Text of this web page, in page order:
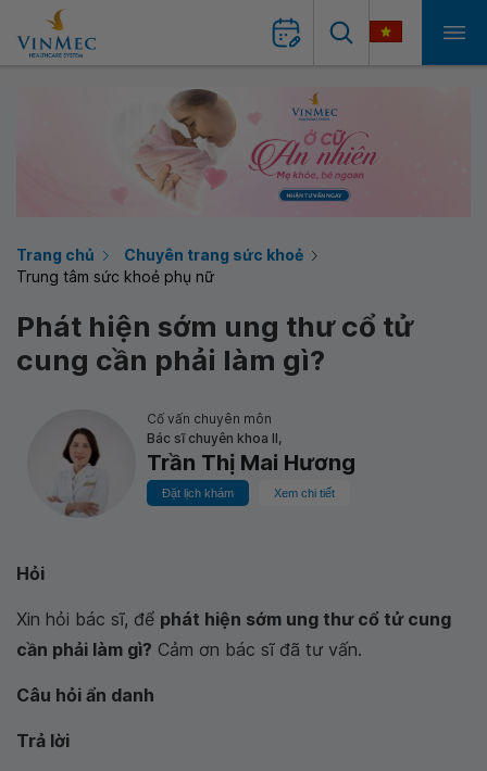
Trang chủ
Chuyên trang sức khoẻ
Trung tâm sức khoẻ phụ nữ
Phát hiện sớm ung thư cổ tử
cung cần phải làm gì?
Cố vấn chuyên môn
Bác sĩ chuyên khoa II,
Trần Thị Mai Hương
Đặt lịch khám Xem chi tiết
Hỏi
Xin hỏi bác sĩ, để phát hiện sớm ung thư cổ tử cung
cần phải làm gì? Cảm ơn bác sĩ đã tư vấn.
Câu hỏi ẩn danh
Trả lời